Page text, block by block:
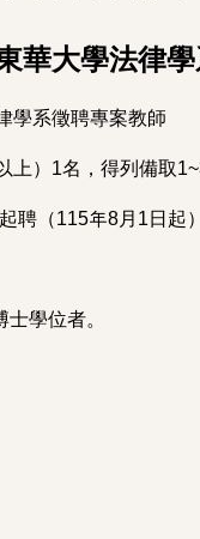
華大學法律
學系徵聘專案教師
）1名，得列備取
聘（115年8月1日起
學位者。